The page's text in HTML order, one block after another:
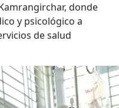
donde
y psicológico a
de salud